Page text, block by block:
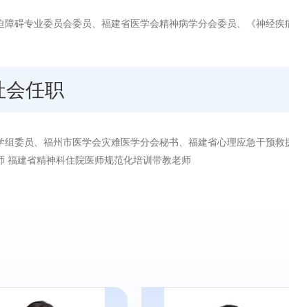
障碍专业委员会委员、福建省医学会精神病学分会委员、《神经疾
会任职
组委员、福州市医学会灾难医学分会秘书、福建省心理应急干预
福建省精神科住院医师规范化培训带教老师